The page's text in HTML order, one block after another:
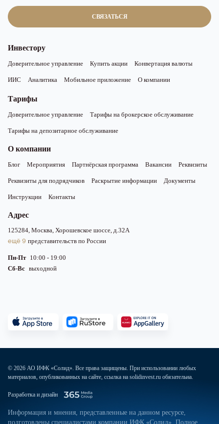
СВЯЗАТЬСЯ
Инвестору
Доверительное управление Купить акции Конвертация валюты
ИИС Аналитика Мобильное приложение О компании
Тарифы
Доверительное управление Тарифы на брокерское обслуживание
Тарифы на депозитарное обслуживание
О компании
Блог Мероприятия Партнёрская программа Вакансии Реквизиты
Реквизиты для подрядчиков Раскрытие информации Документы
Инструкции Контакты
Адрес
125284, Москва, Хорошевское шоссе, д.32А
ещё 9 представительств по России
Пн-Пт 10:00 - 19:00
Сб-Вс выходной
© 2026 АО ИФК «Солид». Все права защищены. При использовании любых
материалов, опубликованных на сайте, ссылка на solidinvest.ru обязательна.
Разработка и дизайн
Информация и мнения, представленные на данном ресурсе,
подготовлены специалистами компании ИФК «Солид». Полное